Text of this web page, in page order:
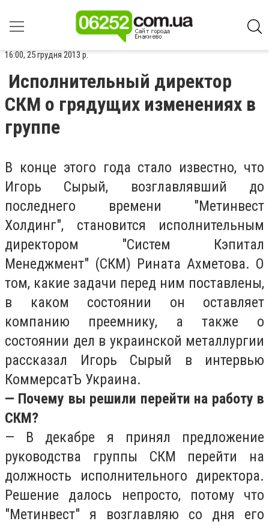
16:00, 25 грудня 2013 р.
Исполнительный директор
СКМ о грядущих изменениях в
группе
В конце этого года стало известно, что
Игорь Сырый, возглавлявший до
последнего времени "Метинвест
Холдинг", становится исполнительным
директором "Систем Кэпитал
Менеджмент" (СКМ) Рината Ахметова. О
том, какие задачи перед ним поставлены,
в каком состоянии он оставляет
компанию преемнику, а также о
состоянии дел в украинской металлургии
рассказал Игорь Сырый в интервью
КоммерсатЪ Украина.
— Почему вы решили перейти на работу в
СКМ?
— В декабре я принял предложение
руководства группы СКМ перейти на
должность исполнительного директора.
Решение далось непросто, потому что
"Метинвест" я возглавляю со дня его